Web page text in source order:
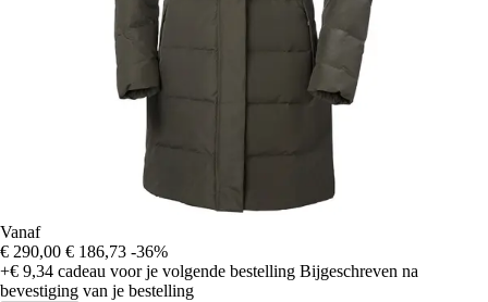
Vanaf
€ 290,00 € 186,73 -36%
+€ 9,34 cadeau voor je volgende bestelling Bijgeschreven na
bevestiging van je bestelling